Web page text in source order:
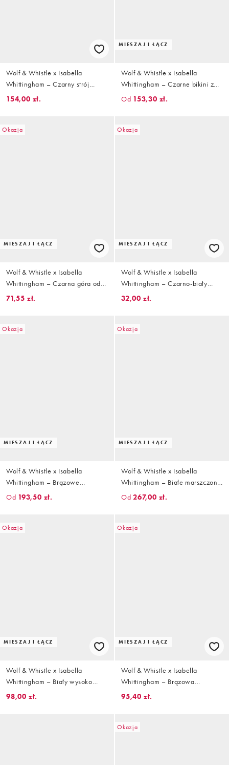
Wolf & Whistle x Isabella
Whittingham – Czarny strój
kąpielowy z wycięciem i
154,00 zł.
MIESZAJ I ŁĄCZ
Wolf & Whistle x Isabella
Whittingham – Czarne bikini z
kontrastowymi paseczkami w
Od 153,30 zł.
Okazja
MIESZAJ I ŁĄCZ
Wolf & Whistle x Isabella
Whittingham – Czarna góra od
bikini z trójkątnymi miseczkami i
71,55 zł.
Okazja
MIESZAJ I ŁĄCZ
Wolf & Whistle x Isabella
Whittingham – Czarno-biały
wiązany po bokach dół od bikini
32,00 zł.
Okazja
MIESZAJ I ŁĄCZ
Wolf & Whistle x Isabella
Whittingham – Brązowe
fakturowane bikini z węzełkami
Od 193,50 zł.
Okazja
MIESZAJ I ŁĄCZ
Wolf & Whistle x Isabella
Whittingham – Białe marszczone
bikini
Od 267,00 zł.
Okazja
MIESZAJ I ŁĄCZ
Wolf & Whistle x Isabella
Whittingham – Biały wysoko
wycięty dół od bikini z
98,00 zł.
Okazja
MIESZAJ I ŁĄCZ
Wolf & Whistle x Isabella
Whittingham – Brązowa
fakturowana góra od bikini z
95,40 zł.
Okazja